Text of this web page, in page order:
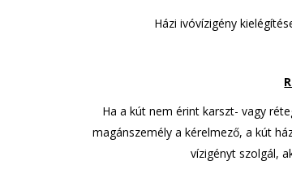
Házi ivóvízigény
Ha a kút nem érint karszt- vagy
magánszemély a kérelmező, a kút
vízigényt szolgál,